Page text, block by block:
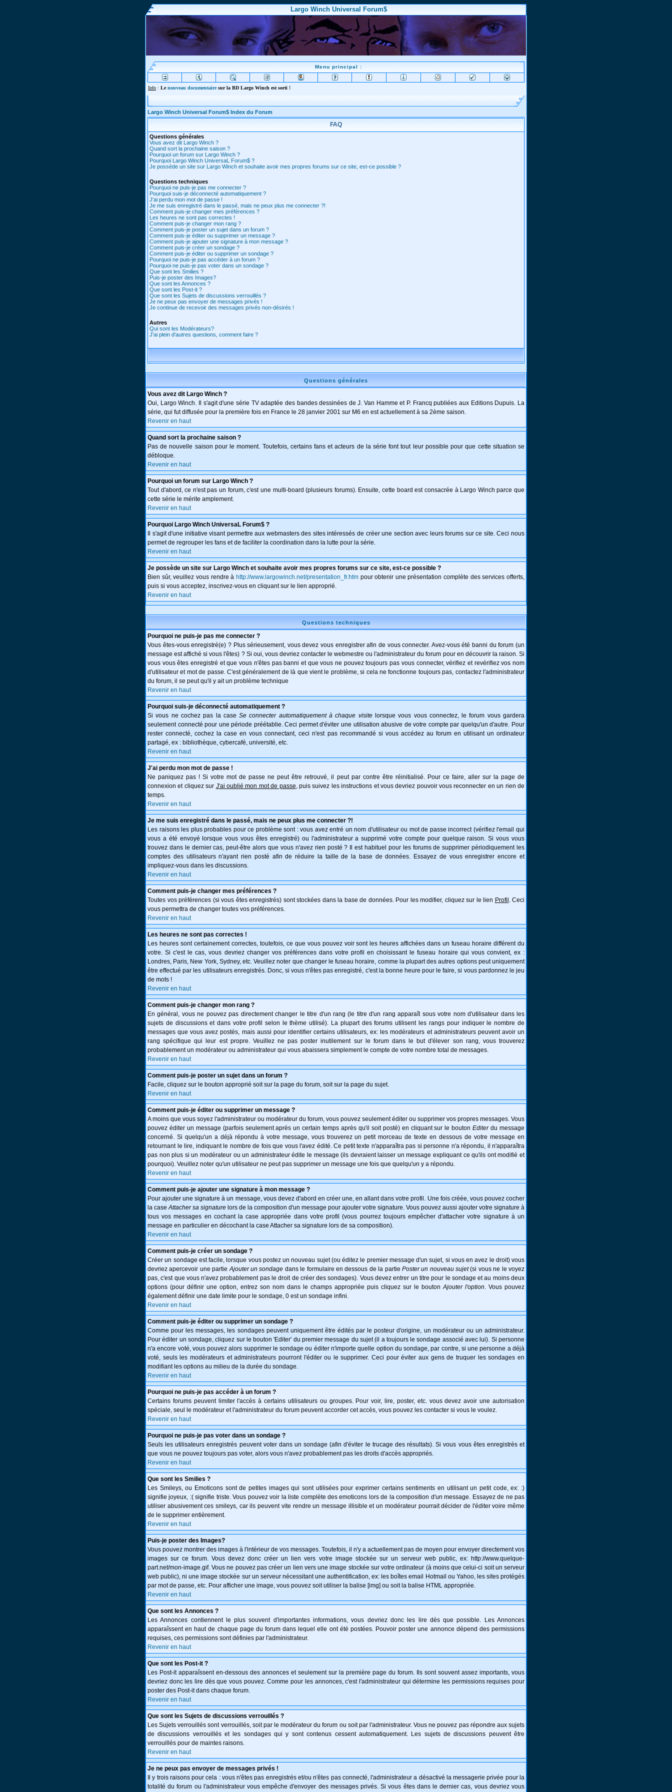
Largo Winch Universal Forum$
Menu principal :
Info : Lenouveau documentairesur la BD Largo Winch est sorti !
Largo Winch Universal Forum$ Index du Forum
FAQ
Questions générales
Vous avez dit Largo Winch ?
Quand sort la prochaine saison ?
Pourquoi un forum sur Largo Winch ?
Pourquoi Largo Winch UniversaL Forum$ ?
Je possède un site sur Largo Winch et souhaite avoir mes propres forums sur ce site, est-ce possible ?
Questions techniques
Pourquoi ne puis-je pas me connecter ?
Pourquoi suis-je déconnecté automatiquement ?
J'ai perdu mon mot de passe !
Je me suis enregistré dans le passé, mais ne peux plus me connecter ?!
Comment puis-je changer mes préférences ?
Les heures ne sont pas correctes !
Comment puis-je changer mon rang ?
Comment puis-je poster un sujet dans un forum ?
Comment puis-je éditer ou supprimer un message ?
Comment puis-je ajouter une signature à mon message ?
Comment puis-je créer un sondage ?
Comment puis-je éditer ou supprimer un sondage ?
Pourquoi ne puis-je pas accéder à un forum ?
Pourquoi ne puis-je pas voter dans un sondage ?
Que sont les Smilies ?
Puis-je poster des Images?
Que sont les Annonces ?
Que sont les Post-it ?
Que sont les Sujets de discussions verrouillés ?
Je ne peux pas envoyer de messages privés !
Je continue de recevoir des messages privés non-désirés !
Autres
Qui sont les Modérateurs?
J'ai plein d'autres questions, comment faire ?
Questions générales
Vous avez dit Largo Winch ?
Oui, Largo Winch. Il s'agit d'une série TV adaptée des bandes dessinées de J. Van Hamme et P. Francq publiées aux Editions Dupuis. La
série, qui fut diffusée pour la première fois en France le 28 janvier 2001 sur M6 en est actuellement à sa 2ème saison.
Revenir en haut
Quand sort la prochaine saison ?
Pas de nouvelle saison pour le moment. Toutefois, certains fans et acteurs de la série font tout leur possible pour que cette situation se
débloque.
Revenir en haut
Pourquoi un forum sur Largo Winch ?
Tout d'abord, ce n'est pas un forum, c'est une multi-board (plusieurs forums). Ensuite, cette board est consacrée à Largo Winch parce que
cette série le mérite amplement.
Revenir en haut
Pourquoi Largo Winch UniversaL Forum$ ?
Il s'agit d'une initiative visant permettre aux webmasters des sites intéressés de créer une section avec leurs forums sur ce site. Ceci nous
permet de regrouper les fans et de faciliter la coordination dans la lutte pour la série.
Revenir en haut
Je possède un site sur Largo Winch et souhaite avoir mes propres forums sur ce site, est-ce possible ?
Bien sûr, veuillez vous rendre à http://www.largowinch.net/presentation_fr.htmpour obtenir une présentation complète des services offerts,
puis si vous acceptez, inscrivez-vous en cliquant sur le lien approprié.
Revenir en haut
Questions techniques
Pourquoi ne puis-je pas me connecter ?
Vous êtes-vous enregistré(e) ? Plus sérieusement, vous devez vous enregistrer afin de vous connecter. Avez-vous été banni du forum (un
message est affiché si vous l'êtes) ? Si oui, vous devriez contacter le webmestre ou l'administrateur du forum pour en découvrir la raison. Si
vous vous êtes enregistré et que vous n'êtes pas banni et que vous ne pouvez toujours pas vous connecter, vérifiez et revérifiez vos nom
d'utilisateur et mot de passe. C'est généralement de là que vient le problème, si cela ne fonctionne toujours pas, contactez l'administrateur
du forum, il se peut qu'il y ait un problème technique
Revenir en haut
Pourquoi suis-je déconnecté automatiquement ?
Si vous ne cochez pas la caseSe connecter automatiquement à chaque visitelorsque vous vous connectez, le forum vous gardera
seulement connecté pour une période préétablie. Ceci permet d'éviter une utilisation abusive de votre compte par quelqu'un d'autre. Pour
rester connecté, cochez la case en vous connectant, ceci n'est pas recommandé si vous accédez au forum en utilisant un ordinateur
partagé, ex : bibliothèque, cybercafé, université, etc.
Revenir en haut
J'ai perdu mon mot de passe !
Ne paniquez pas ! Si votre mot de passe ne peut être retrouvé, il peut par contre être réinitialisé. Pour ce faire, aller sur la page de
connexion et cliquez sur J'ai oublié mon mot de passe, puis suivez les instructions et vous devriez pouvoir vous reconnecter en un rien de
temps.
Revenir en haut
Je me suis enregistré dans le passé, mais ne peux plus me connecter ?!
Les raisons les plus probables pour ce problème sont : vous avez entré un nom d'utilisateur ou mot de passe incorrect (vérifiez l'email qui
vous a été envoyé lorsque vous vous êtes enregistré) ou l'administrateur a supprimé votre compte pour quelque raison. Si vous vous
trouvez dans le dernier cas, peut-être alors que vous n'avez rien posté ? Il est habituel pour les forums de supprimer périodiquement les
comptes des utilisateurs n'ayant rien posté afin de réduire la taille de la base de données. Essayez de vous enregistrer encore et
impliquez-vous dans les discussions.
Revenir en haut
Comment puis-je changer mes préférences ?
Toutes vos préférences (si vous êtes enregistrés) sont stockées dans la base de données. Pour les modifier, cliquez sur le lien Profil . Ceci
vous permettra de changer toutes vos préférences.
Revenir en haut
Les heures ne sont pas correctes !
Les heures sont certainement correctes, toutefois, ce que vous pouvez voir sont les heures affichées dans un fuseau horaire différent du
votre. Si c'est le cas, vous devriez changer vos préférences dans votre profil en choisissant le fuseau horaire qui vous convient, ex :
Londres, Paris, New York, Sydney, etc. Veuillez noter que changer le fuseau horaire, comme la plupart des autres options peut uniquement
être effectué par les utilisateurs enregistrés. Donc, si vous n'êtes pas enregistré, c'est la bonne heure pour le faire, si vous pardonnez le jeu
de mots !
Revenir en haut
Comment puis-je changer mon rang ?
En général, vous ne pouvez pas directement changer le titre d'un rang (le titre d'un rang apparaît sous votre nom d'utilisateur dans les
sujets de discussions et dans votre profil selon le thème utilisé). La plupart des forums utilisent les rangs pour indiquer le nombre de
messages que vous avez postés, mais aussi pour identifier certains utilisateurs, ex: les modérateurs et administrateurs peuvent avoir un
rang spécifique qui leur est propre. Veuillez ne pas poster inutilement sur le forum dans le but d'élever son rang, vous trouverez
probablement un modérateur ou administrateur qui vous abaissera simplement le compte de votre nombre total de messages.
Revenir en haut
Comment puis-je poster un sujet dans un forum ?
Facile, cliquez sur le bouton approprié soit sur la page du forum, soit sur la page du sujet.
Revenir en haut
Comment puis-je éditer ou supprimer un message ?
A moins que vous soyez l'administrateur ou modérateur du forum, vous pouvez seulement éditer ou supprimer vos propres messages. Vous
pouvez éditer un message (parfois seulement après un certain temps après qu'il soit posté) en cliquant sur le boutonEditerdu message
concerné. Si quelqu'un a déjà répondu à votre message, vous trouverez un petit morceau de texte en dessous de votre message en
retournant le lire, indiquant le nombre de fois que vous l'avez édité. Ce petit texte n'apparaîtra pas si personne n'a répondu, il n'apparaîtra
pas non plus si un modérateur ou un administrateur édite le message (ils devraient laisser un message expliquant ce qu'ils ont modifié et
pourquoi). Veuillez noter qu'un utilisateur ne peut pas supprimer un message une fois que quelqu'un y a répondu.
Revenir en haut
Comment puis-je ajouter une signature à mon message ?
Pour ajouter une signature à un message, vous devez d'abord en créer une, en allant dans votre profil. Une fois créée, vous pouvez cocher
la caseAttacher sa signature lors de la composition d'un message pour ajouter votre signature. Vous pouvez aussi ajouter votre signature à
tous vos messages en cochant la case appropriée dans votre profil (vous pourrez toujours empêcher d'attacher votre signature à un
message en particulier en décochant la case Attacher sa signature lors de sa composition).
Revenir en haut
Comment puis-je créer un sondage ?
Créer un sondage est facile, lorsque vous postez un nouveau sujet (ou éditez le premier message d'un sujet, si vous en avez le droit) vous
devriez apercevoir une partieAjouter un sondage dans le formulaire en dessous de la partie Poster un nouveau sujet(si vous ne le voyez
pas, c'est que vous n'avez probablement pas le droit de créer des sondages). Vous devez entrer un titre pour le sondage et au moins deux
options (pour définir une option, entrez son nom dans le champs appropriée puis cliquez sur le boutonAjouter l'option. Vous pouvez
également définir une date limite pour le sondage, 0 est un sondage infini.
Revenir en haut
Comment puis-je éditer ou supprimer un sondage ?
Comme pour les messages, les sondages peuvent uniquement être édités par le posteur d'origine, un modérateur ou un administrateur.
Pour éditer un sondage, cliquez sur le bouton 'Editer' du premier message du sujet (il a toujours le sondage associé avec lui). Si personne
n'a encore voté, vous pouvez alors supprimer le sondage ou éditer n'importe quelle option du sondage, par contre, si une personne a déjà
voté, seuls les modérateurs et administrateurs pourront l'éditer ou le supprimer. Ceci pour éviter aux gens de truquer les sondages en
modifiant les options au milieu de la durée du sondage.
Revenir en haut
Pourquoi ne puis-je pas accéder à un forum ?
Certains forums peuvent limiter l'accès à certains utilisateurs ou groupes. Pour voir, lire, poster, etc. vous devez avoir une autorisation
spéciale, seul le modérateur et l'administrateur du forum peuvent accorder cet accès, vous pouvez les contacter si vous le voulez.
Revenir en haut
Pourquoi ne puis-je pas voter dans un sondage ?
Seuls les utilisateurs enregistrés peuvent voter dans un sondage (afin d'éviter le trucage des résultats). Si vous vous êtes enregistrés et
que vous ne pouvez toujours pas voter, alors vous n'avez probablement pas les droits d'accès appropriés.
Revenir en haut
Que sont les Smilies ?
Les Smileys, ou Emoticons sont de petites images qui sont utilisées pour exprimer certains sentiments en utilisant un petit code, ex: :)
signifie joyeux, :( signifie triste. Vous pouvez voir la liste complète des emoticons lors de la composition d'un message. Essayez de ne pas
utiliser abusivement ces smileys, car ils peuvent vite rendre un message illisible et un modérateur pourrait décider de l'éditer voire même
de le supprimer entièrement.
Revenir en haut
Puis-je poster des Images?
Vous pouvez montrer des images à l'intérieur de vos messages. Toutefois, il n'y a actuellement pas de moyen pour envoyer directement vos
images sur ce forum. Vous devez donc créer un lien vers votre image stockée sur un serveur web public, ex: http://www.quelque-
part.net/mon-image.gif. Vous ne pouvez pas créer un lien vers une image stockée sur votre ordinateur (à moins que celui-ci soit un serveur
web public), ni une image stockée sur un serveur nécessitant une authentification, ex: les boîtes email Hotmail ou Yahoo, les sites protégés
par mot de passe, etc. Pour afficher une image, vous pouvez soit utiliser la balise [img] ou soit la balise HTML appropriée.
Revenir en haut
Que sont les Annonces ?
Les Annonces contiennent le plus souvent d'importantes informations, vous devriez donc les lire dès que possible. Les Annonces
apparaîssent en haut de chaque page du forum dans lequel elle ont été postées. Pouvoir poster une annonce dépend des permissions
requises, ces permissions sont définies par l'administrateur.
Revenir en haut
Que sont les Post-it ?
Les Post-it apparaîssent en-dessous des annonces et seulement sur la première page du forum. Ils sont souvent assez importants, vous
devriez donc les lire dès que vous pouvez. Comme pour les annonces, c'est l'administrateur qui détermine les permissions requises pour
poster des Post-it dans chaque forum.
Revenir en haut
Que sont les Sujets de discussions verrouillés ?
Les Sujets verrouillés sont verrouillés, soit par le modérateur du forum ou soit par l'administrateur. Vous ne pouvez pas répondre aux sujets
de discussions verrouillés et les sondages qui y sont contenus cessent automatiquement. Les sujets de discussions peuvent être
verrouillés pour de maintes raisons.
Revenir en haut
Je ne peux pas envoyer de messages privés !
Il y trois raisons pour cela : vous n'êtes pas enregistrés et/ou n'êtes pas connecté, l'administrateur a désactivé la messagerie privée pour la
totalité du forum ou l'administrateur vous empêche d'envoyer des messages privés. Si vous êtes dans le dernier cas, vous devriez vous